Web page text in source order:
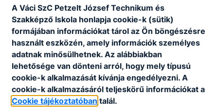
Matematika tanár
Azonnali kezdéssel várunk Matematika tanárt
iskolánkba.
Részletek, jelentkezés
Jelentkezési határidő
A Váci SzC Petzelt József Technikum és
Szakképző Iskola honlapja cookie-k (sütik)
formájában információkat tárol az Ön böngészésre
használt eszközén, amely információk személyes
adatnak minősülhetnek. Az alábbiakban
lehetősége van dönteni arról, hogy mely típusú
cookie-k alkalmazását kívánja engedélyezni. A
cookie-k alkalmazásáról teljeskörű információkat a
Cookie tájékoztatóban talál.